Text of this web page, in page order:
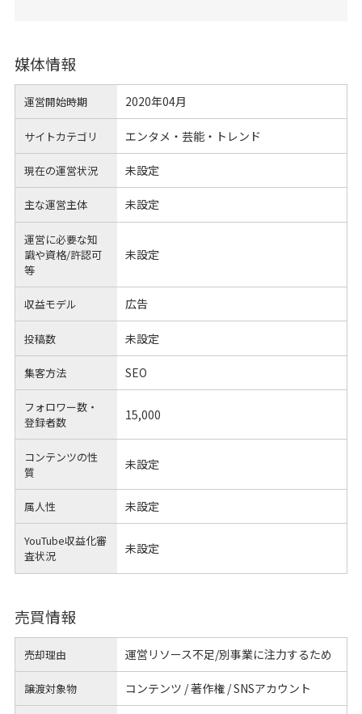
媒体情報
運営開始時期 2020年04月
サイトカテゴリ エンタメ・芸能・トレンド
現在の運営状況 未設定
主な運営主体 未設定
運営に必要な知
識や資格/許認可
等
未設定
収益モデル 広告
投稿数 未設定
集客方法 SEO
フォロワー数・
登録者数
15,000
コンテンツの性
質
未設定
属人性 未設定
YouTube収益化審
査状況
未設定
売買情報
売却理由 運営リソース不足/別事業に注力するため
譲渡対象物 コンテンツ / 著作権 / SNSアカウント